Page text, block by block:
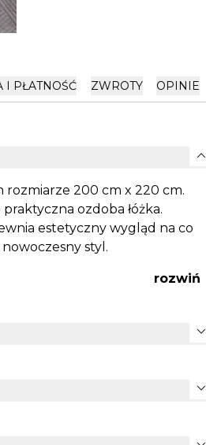
I PŁATNOŚĆ ZWROTY OPINIE
expand_more
200 cm x 220 cm.
ozdoba łóżka.
estetyczny wygląd na co
styl.
rozwiń
expand_more
expand_more